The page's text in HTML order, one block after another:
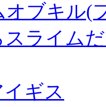
オブキル(
ライム
ギス